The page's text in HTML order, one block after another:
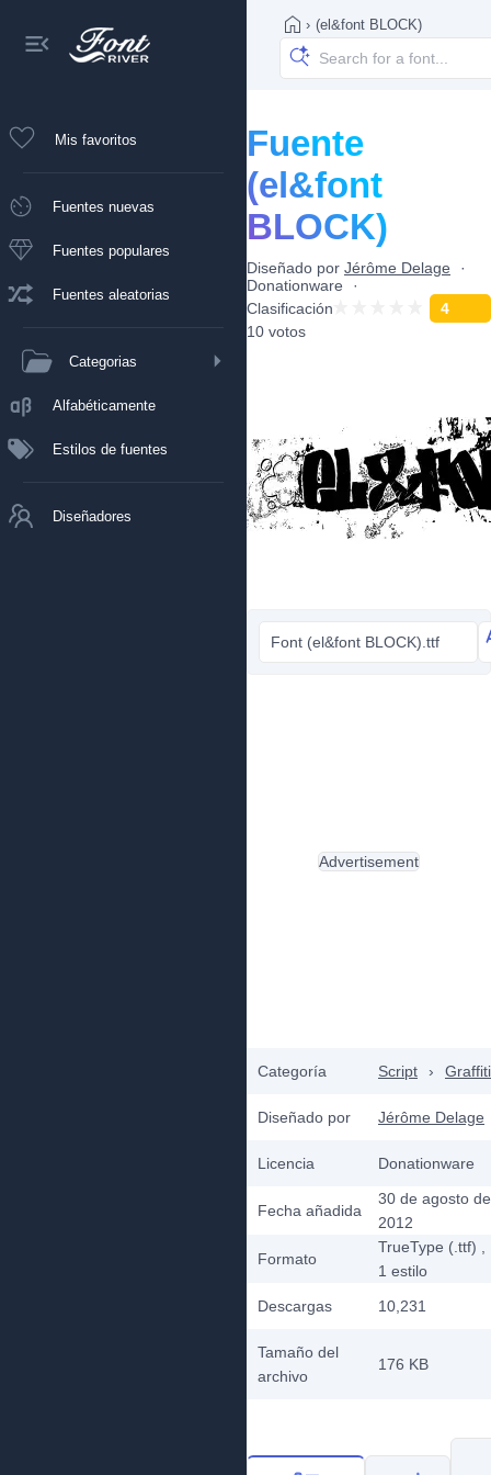
Mis favoritos
Fuentes nuevas
Fuentes populares
Fuentes aleatorias
Categorias
Alfabéticamente
Estilos de fuentes
Diseñadores
› (el&font BLOCK)
Fuente
(el&font
BLOCK)
Diseñado por Jérôme Delage
Donationware
Clasificación
4
10 votos
Font (el&font BLOCK).ttf
Categoría Script › Graffiti
Diseñado por Jérôme Delage
Licencia Donationware
Fecha añadida
30 de agosto de
2012
Formato
TrueType (.ttf)
1 estilo
Descargas
10,231
Tamaño del
archivo
176 KB
Advertisement